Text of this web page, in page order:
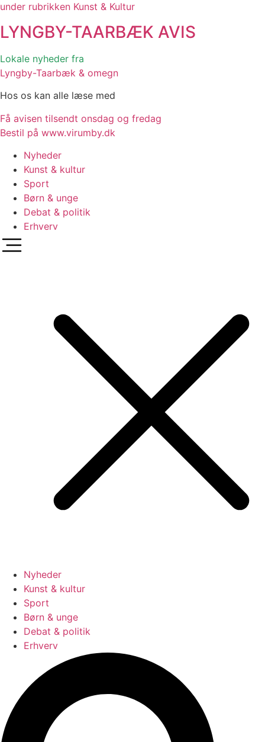
under rubrikken Kunst & Kultur
LYNGBY-TAARBÆK AVIS
Lokale nyheder fra
Lyngby-Taarbæk & omegn
Hos os kan alle læse med
Få avisen tilsendt onsdag og fredag
Bestil på www.virumby.dk
Nyheder
Kunst & kultur
Sport
Børn & unge
Debat & politik
Erhverv
Nyheder
Kunst & kultur
Sport
Børn & unge
Debat & politik
Erhverv